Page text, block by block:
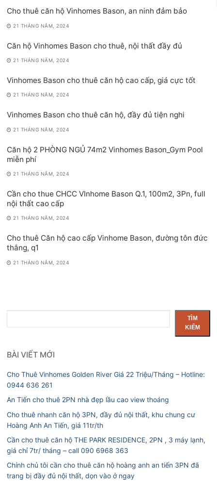
Cho thuê căn hộ Vinhomes Bason, an ninh đảm bảo
21 THÁNG NĂM, 2024
Căn hộ Vinhomes Bason cho thuê, nội thất đầy đủ
21 THÁNG NĂM, 2024
Vinhomes Bason cho thuê căn hộ cao cấp, giá cực tốt
21 THÁNG NĂM, 2024
Vinhomes Bason cho thuê căn hộ, đầy đủ tiện nghi
21 THÁNG NĂM, 2024
Căn hộ 2 PHÒNG NGỦ 74m2 Vinhomes Bason_Gym Pool
miễn phí
21 THÁNG NĂM, 2024
Cần cho thue CHCC VInhome Bason Q.1, 100m2, 3Pn, full
nội thất cao cấp
21 THÁNG NĂM, 2024
Cho thuê Căn hộ cao cấp Vinhome Bason, đường tôn đức
thắng, q1
21 THÁNG NĂM, 2024
kiếm
TÌM
KIẾM
BÀI VIẾT MỚI
Cho Thuê Vinhomes Golden River Giá 22 Triệu/Tháng – Hotline:
0944 636 261
An Tiến cho thuê 2PN nhà đẹp lầu cao view thoáng
Cho thuê nhanh căn hộ 3PN, đầy đủ nội thất, khu chung cư
Hoàng Anh An Tiến, giá 11tr/th
Cần cho thuê căn hộ THE PARK RESIDENCE, 2PN , 3 máy lạnh,
giá chỉ 7tr/ tháng – call 090 6968 363
Chính chủ tôi cần cho thuê căn hộ hoàng anh an tiến 3PN đã
trang bị đầy đủ nội thất, dọn vào ở ngay